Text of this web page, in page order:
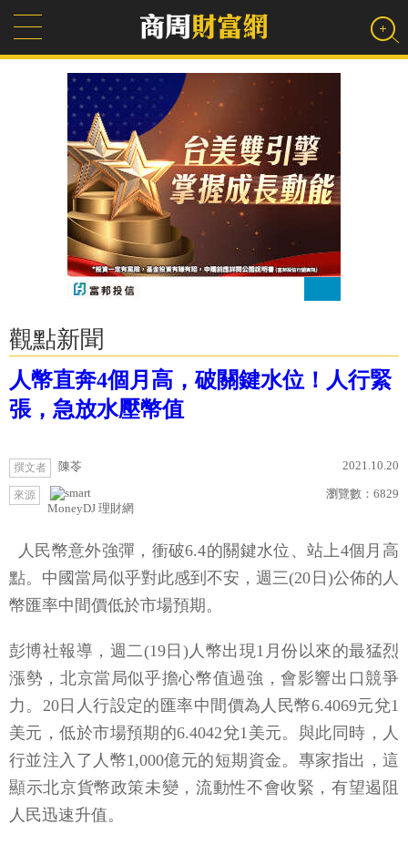
觀點新聞
人幣直奔4個月高，破關鍵水位！人行緊
張，急放水壓幣值
撰文者 陳苓 2021.10.20
來源
MoneyDJ 理財網
瀏覽數： 6829
人民幣意外強彈，衝破6.4的關鍵水位、站上4個月高
點。中國當局似乎對此感到不安，週三(20日)公佈的人
幣匯率中間價低於市場預期。
彭博社報導，週二(19日)人幣出現1月份以來的最猛烈
漲勢，北京當局似乎擔心幣值過強，會影響出口競爭
力。20日人行設定的匯率中間價為人民幣6.4069元兌1
美元，低於市場預期的6.4042兌1美元。與此同時，人
行並注入了人幣1,000億元的短期資金。專家指出，這
顯示北京貨幣政策未變，流動性不會收緊，有望遏阻
人民迅速升值。